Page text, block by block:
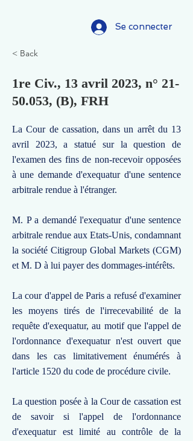
Se connecter
< Back
1re Civ., 13 avril 2023, n° 21-
50.053, (B), FRH
La Cour de cassation, dans un arrêt du 13
avril 2023, a statué sur la question de
l'examen des fins de non-recevoir opposées
à une demande d'exequatur d'une sentence
arbitrale rendue à l'étranger.
M. P a demandé l'exequatur d'une sentence
arbitrale rendue aux Etats-Unis, condamnant
la société Citigroup Global Markets (CGM)
et M. D à lui payer des dommages-intérêts.
La cour d'appel de Paris a refusé d'examiner
les moyens tirés de l'irrecevabilité de la
requête d'exequatur, au motif que l'appel de
l'ordonnance d'exequatur n'est ouvert que
dans les cas limitativement énumérés à
l'article 1520 du code de procédure civile.
La question posée à la Cour de cassation est
de savoir si l'appel de l'ordonnance
d'exequatur est limité au contrôle de la